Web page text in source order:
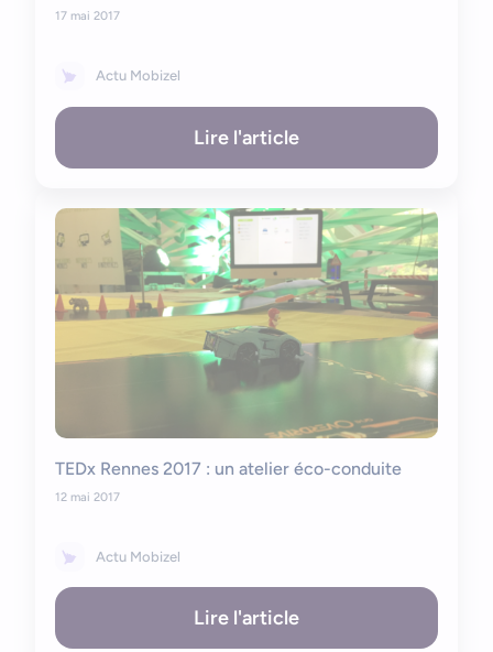
17 mai 2017
Actu Mobizel
Lire l'article
TEDx Rennes 2017 : un atelier éco-conduite
12 mai 2017
Actu Mobizel
Lire l'article